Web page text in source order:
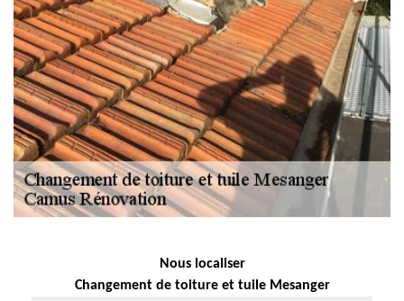
Nous localiser
Changement de toiture et tuile Mesanger